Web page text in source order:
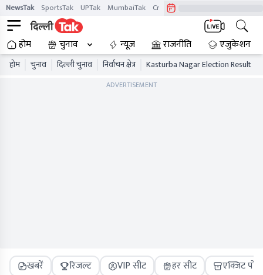
NewsTak SportsTak UPTak MumbaiTak CrimeTak
होम चुनाव न्यूज़ राजनीति एजुकेशन
होम चुनाव दिल्ली चुनाव निर्वाचन क्षेत्र Kasturba Nagar Election Result
ADVERTISEMENT
खबरें रिजल्ट VIP सीट हर सीट एक्जिट पोल